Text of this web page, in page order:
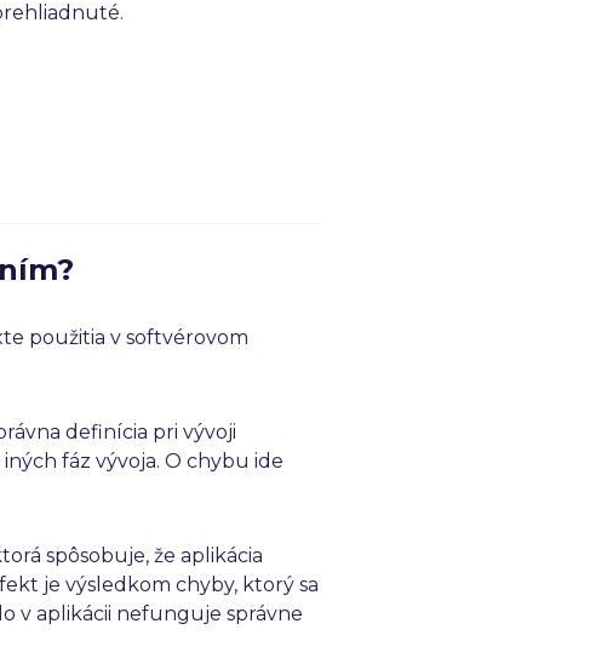
použitia v softvérovom
definícia pri vývoji
fáz vývoja. O chybu ide
spôsobuje, že aplikácia
je výsledkom chyby, ktorý sa
v aplikácii nefunguje správne